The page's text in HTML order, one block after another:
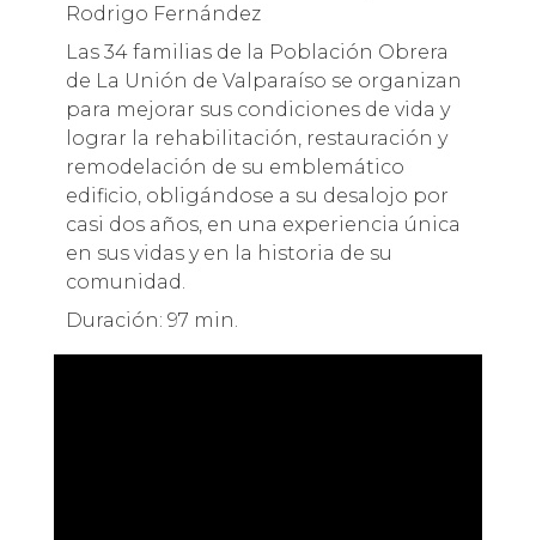
Rodrigo Fernández
Las 34 familias de la Población Obrera
de La Unión de Valparaíso se organizan
para mejorar sus condiciones de vida y
lograr la rehabilitación, restauración y
remodelación de su emblemático
edificio, obligándose a su desalojo por
casi dos años, en una experiencia única
en sus vidas y en la historia de su
comunidad.
Duración: 97 min.